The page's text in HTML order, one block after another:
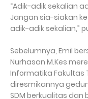
“Adik-adik sekalian
Jangan sia-siakan
adik-adik sekalian,”
Sebelumnya, Emil
Nurhasan M.Kes
Informatika Fakultas
diresmikannya
SDM berkualitas